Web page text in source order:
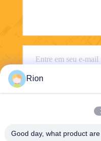
Shenzhen Rion
Rion
Good day, what product